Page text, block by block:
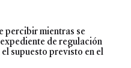
percibir mientras se
de regulación
supuesto previsto en el